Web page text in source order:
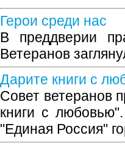
Герои среди нас
В преддверии
Ветеранов
Дарите книги с
Совет ветеранов
книги с
"Единая Россия"